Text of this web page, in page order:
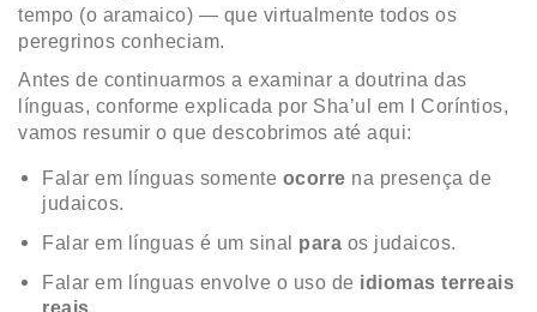
tempo (o aramaico) — que virtualmente todos os
peregrinos conheciam.
Antes de continuarmos a examinar a doutrina das
línguas, conforme explicada por Sha’ul em I Coríntios,
vamos resumir o que descobrimos até aqui:
Falar em línguas somente ocorre na presença de
judaicos.
Falar em línguas é um sinal para os judaicos.
Falar em línguas envolve o uso de idiomas terreais
reais.